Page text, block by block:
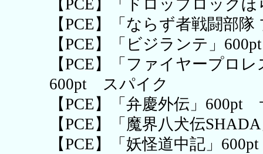
【PCE】「ドロップロック
【PCE】「ならず者戦闘部
【PCE】「ビジランテ」
【PCE】「ファイヤープロ
600pt スパイク
【PCE】「弁慶外伝」600pt
【PCE】「魔界八犬伝
【PCE】「妖怪道中記」